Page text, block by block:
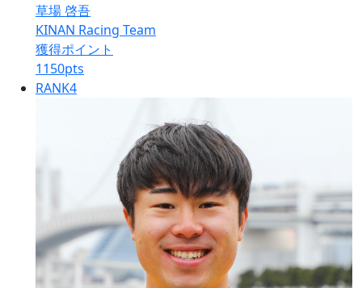
草場 啓吾
KINAN Racing Team
獲得ポイント
1150pts
RANK4